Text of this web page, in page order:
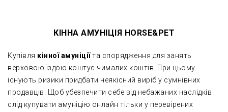
КІННА АМУНІЦІЯ HORSE&PET
Купівля кінної амуніціїта спорядження для занять
верховою їздою коштує чималих коштів. При цьому
існують ризики придбати неякісний виріб у сумнівних
продавців. Щоб убезпечити себе від небажаних наслідків
слід купувати амуніцію онлайн тільки у перевірених